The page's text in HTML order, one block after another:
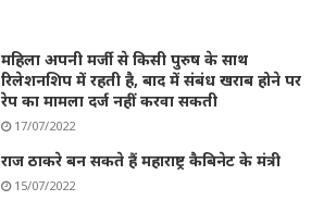
महिला अपनी मर्जी से किसी पुरुष के साथ
रिलेशनशिप में रहती है, बाद में संबंध खराब होने पर
रेप का मामला दर्ज नहीं करवा सकती
17/07/2022
राज ठाकरे बन सकते हैं महाराष्ट्र कैबिनेट के मंत्री
15/07/2022